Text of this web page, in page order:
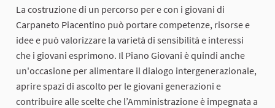
La costruzione di un percorso per e con i giovani di
Carpaneto Piacentino può portare competenze, risorse e
idee e può valorizzare la varietà di sensibilità e interessi
che i giovani esprimono. Il Piano Giovani è quindi anche
un'occasione per alimentare il dialogo intergenerazionale,
aprire spazi di ascolto per le giovani generazioni e
contribuire alle scelte che l’Amministrazione è impegnata a